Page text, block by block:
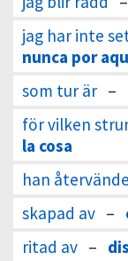
jag har inte
nunca por
som tur är –
för vilken
la cosa
han
skapad av –
ritad av –